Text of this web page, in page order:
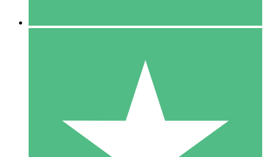
10 Téléchargements
20 00